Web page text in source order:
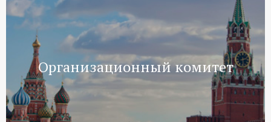
Организационный комитет